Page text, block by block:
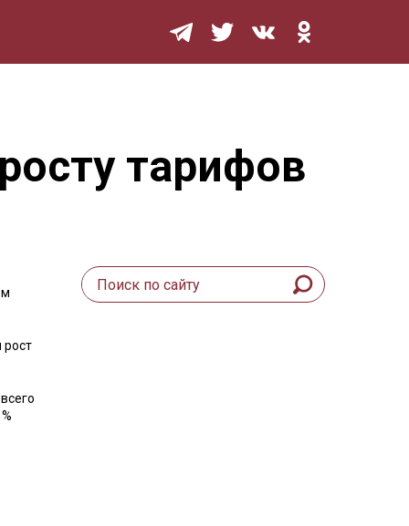
тарифов
рост